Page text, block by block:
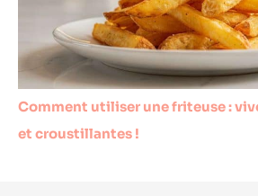
Comment utiliser une friteuse :
et croustillantes !